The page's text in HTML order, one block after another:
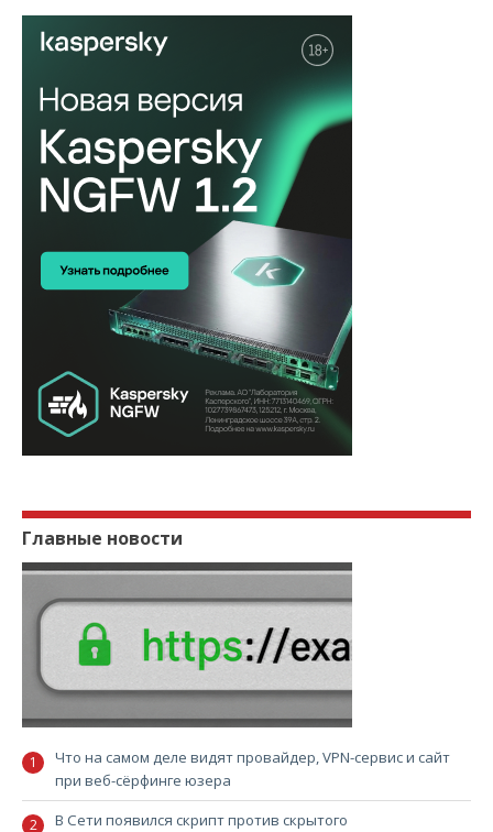
Главные новости
Что на самом деле видят провайдер, VPN-сервис и сайт
при веб-сёрфинге юзера
В Сети появился скрипт против скрытого